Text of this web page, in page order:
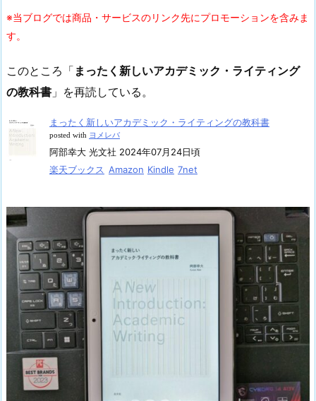
※当ブログでは商品・サービスのリンク先にプロモーションを含みま
す。
このところ「 まったく新しいアカデミック・ライティング
の教科書 」を再読している。
まったく新しいアカデミック・ライティングの教科書
posted with ヨメレバ
阿部幸大 光文社 2024年07月24日頃
楽天ブックス Amazon Kindle 7net